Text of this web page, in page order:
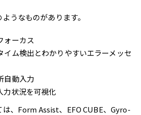
うなものがあります。
ォーカス
イム検出とわかりやすいエラーメッセ
自動入力
力状況を可視化
、Form Assist、EFO CUBE、Gyro-